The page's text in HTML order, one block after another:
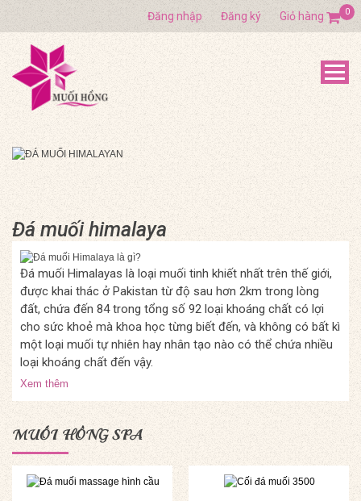
Đăng nhập Đăng ký Giỏ hàng 0
Đá muối himalaya
Đá muối Himalayas là loại muối tinh khiết nhất trên thế giới,
được khai thác ở Pakistan từ độ sau hơn 2km trong lòng
đất, chứa đến 84 trong tổng số 92 loại khoáng chất có lợi
cho sức khoẻ mà khoa học từng biết đến, và không có bất kì
một loại muối tự nhiên hay nhân tạo nào có thể chứa nhiều
loại khoáng chất đến vậy.
Xem thêm
MUỐI HỒNG SPA